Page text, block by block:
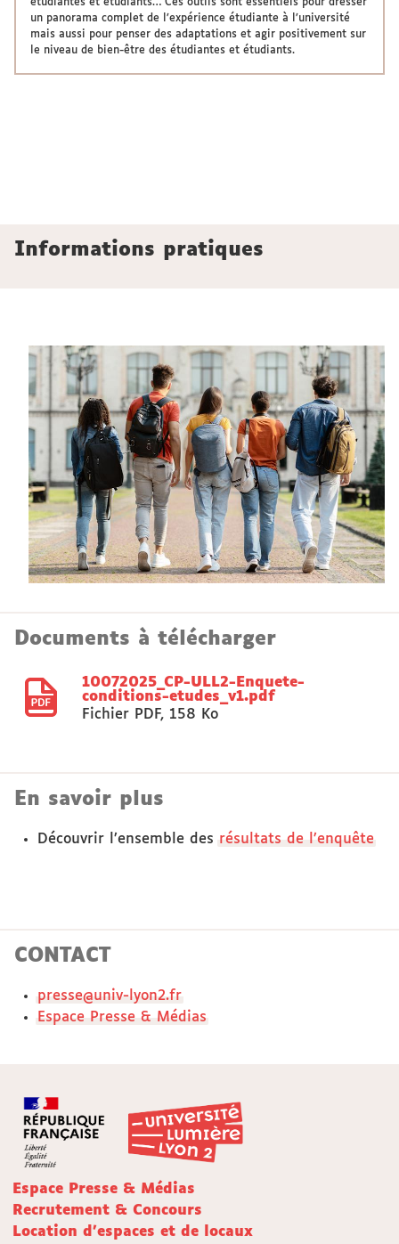
étudiantes et étudiants… Ces outils sont essentiels pour dresser
un panorama complet de l’expérience étudiante à l’université
mais aussi pour penser des adaptations et agir positivement sur
le niveau de bien-être des étudiantes et étudiants.
Informations pratiques
Documents à télécharger
10072025_CP-ULL2-Enquete-
conditions-etudes_v1.pdf
Fichier PDF, 158 Ko
En savoir plus
Découvrir l’ensemble des résultats de l’enquête
CONTACT
presse@univ-lyon2.fr
Espace Presse & Médias
Espace Presse & Médias
Recrutement & Concours
Location d'espaces et de locaux